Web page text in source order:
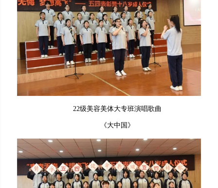
22级美容美体大专班演唱歌曲
《大中国》